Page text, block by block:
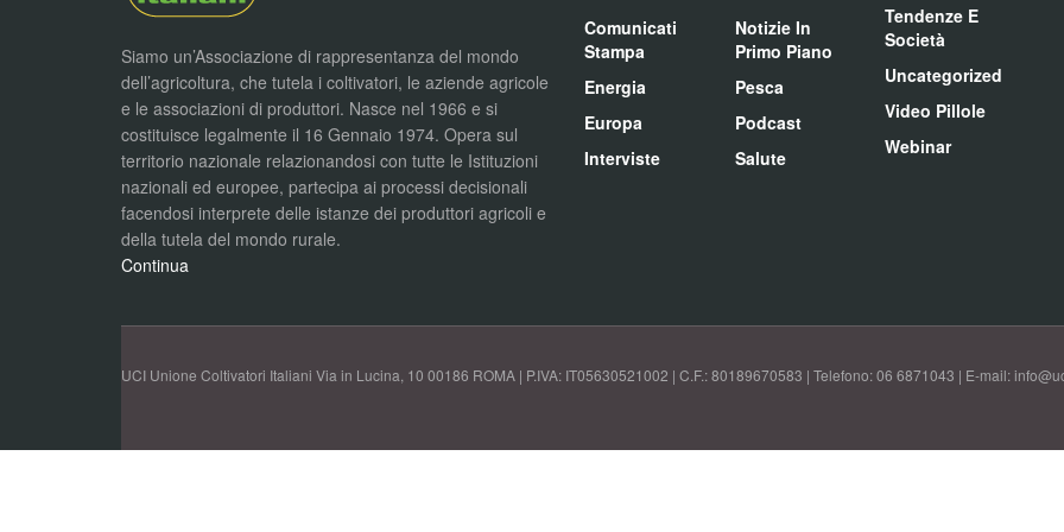
Siamo un’Associazione di rappresentanza del mondo
dell’agricoltura, che tutela i coltivatori, le aziende agricole
e le associazioni di produttori. Nasce nel 1966 e si
costituisce legalmente il 16 Gennaio 1974. Opera sul
territorio nazionale relazionandosi con tutte le Istituzioni
nazionali ed europee, partecipa ai processi decisionali
facendosi interprete delle istanze dei produttori agricoli e
della tutela del mondo rurale.
Continua
Comunicati
Stampa
Energia
Europa
Interviste
Notizie In
Primo Piano
Pesca
Podcast
Salute
Tendenze E
Società
Uncategorized
Video Pillole
Webinar
UCI Unione Coltivatori Italiani Via in Lucina, 10 00186 ROMA | P.IVA: IT05630521002 | C.F.: 80189670583 | Telefono: 06 6871043 | E-mail: